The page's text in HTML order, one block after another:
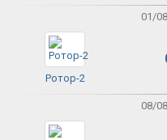
01/
Ротор-2
08/